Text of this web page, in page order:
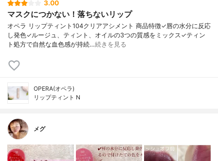
3.00
マスクにつかない！落ちないリップ
オペラ リップティント104クリアアシメント 商品特徴✓唇の水分に反応
し発色✓ルージュ、ティント、オイルの3つの質感をミックス✓ティン
ト処方で自然な血色感が持続…続きを見る
OPERA(オペラ)
リップティント N
メグ